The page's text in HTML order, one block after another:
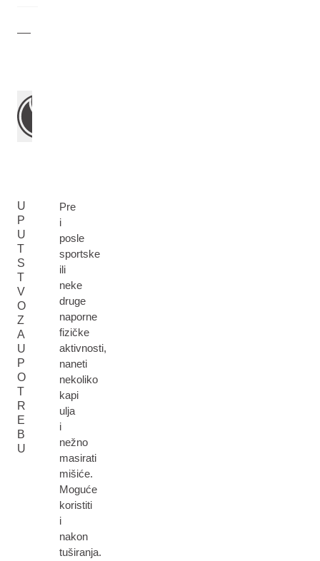
U
P
U
T
S
T
V
O
Z
A
U
P
O
T
R
E
B
U
Pre
i
posle
sportske
ili
neke
druge
naporne
fizičke
aktivnosti,
naneti
nekoliko
kapi
ulja
i
nežno
masirati
mišiće.
Moguće
koristiti
i
nakon
tuširanja.